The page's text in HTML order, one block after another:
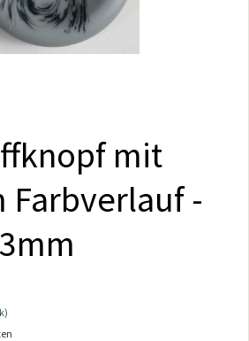
mit
Farbverlauf -